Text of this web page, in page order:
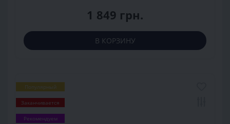
1 849 грн.
В КОРЗИНУ
Популярный
Заканчивается
Рекомендуем